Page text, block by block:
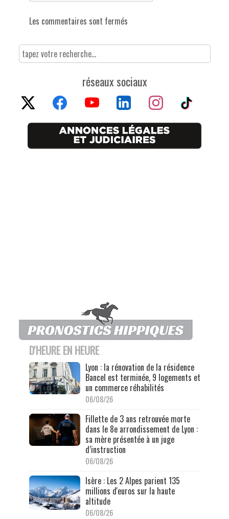
Les commentaires sont fermés
réseaux sociaux
D'HEURE EN HEURE
Lyon : la rénovation de la résidence
Bancel est terminée, 9 logements et
un commerce réhabilités
06/08/26
Fillette de 3 ans retrouvée morte
dans le 8e arrondissement de Lyon :
sa mère présentée à un juge
d’instruction
06/08/26
Isère : Les 2 Alpes parient 135
millions d'euros sur la haute
altitude
06/08/26